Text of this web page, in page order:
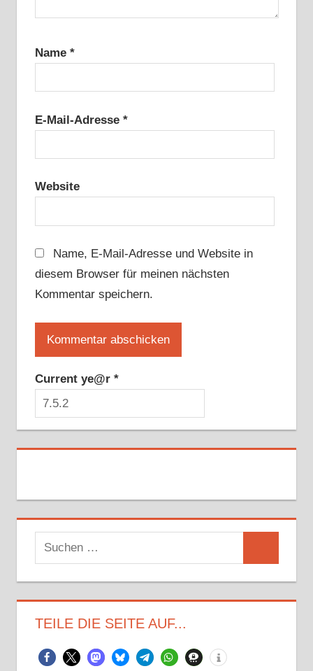
Name *
E-Mail-Adresse *
Website
Name, E-Mail-Adresse und Website in
diesem Browser für meinen nächsten
Kommentar speichern.
Current ye@r *
Suchen
nach:
TEILE DIE SEITE AUF...